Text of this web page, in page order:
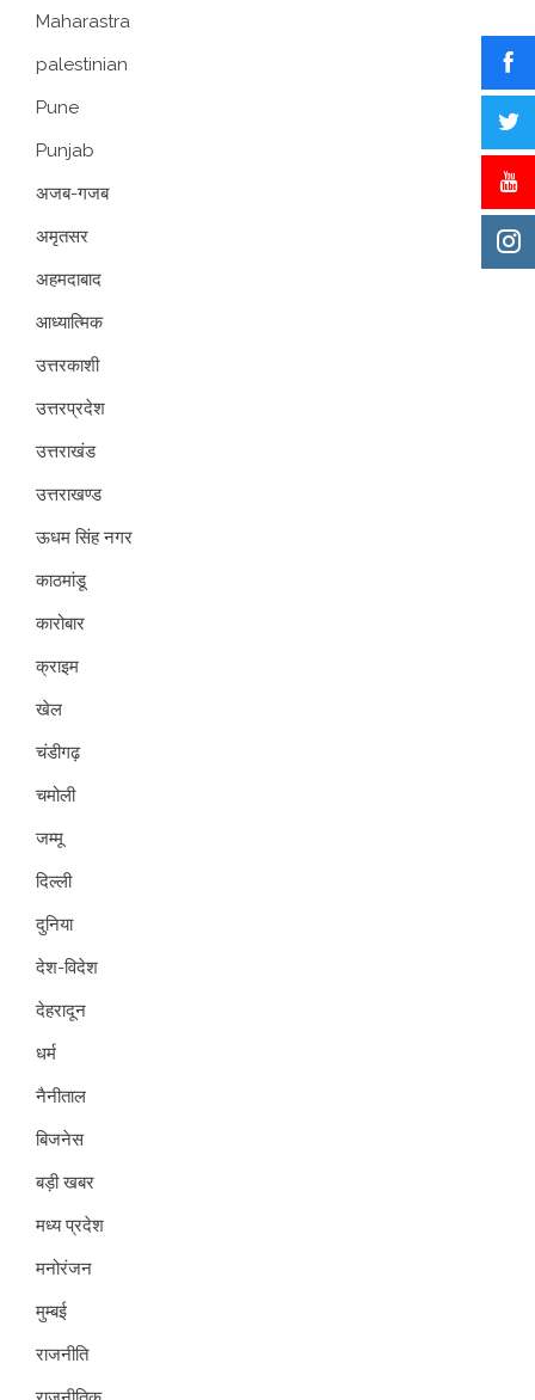
Maharastra
palestinian
Pune
Punjab
अजब-गजब
अमृतसर
अहमदाबाद
आध्यात्मिक
उत्तरकाशी
उत्तरप्रदेश
उत्तराखंड
उत्तराखण्ड
ऊधम सिंह नगर
काठमांडू
कारोबार
क्राइम
खेल
चंडीगढ़
चमोली
जम्मू
दिल्ली
दुनिया
देश-विदेश
देहरादून
धर्म
नैनीताल
बिजनेस
बड़ी खबर
मध्य प्रदेश
मनोरंजन
मुम्बई
राजनीति